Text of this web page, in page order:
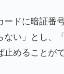
ドに暗証番
い」とし、
めることが